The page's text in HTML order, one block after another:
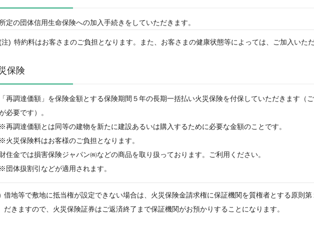
所定の団体信用生命保険への加入手続きをしていただきます。
特約料はお客さまのご負担となります。また、お客さまの健康状態等によっては、ご加入いた
保険
「再調達価額」を保険金額とする保険期間５年の長期一括払い火災保険を付保していただきます（
必要です）。
※再調達価額とは同等の建物を新たに建設あるいは購入するために必要な金額のことです。
※火災保険料はお客様のご負担となります。
財住金では損害保険ジャパン㈱などの商品を取り扱っております。ご利用ください。
※団体扱割引などが適用されます。
借地等で敷地に抵当権が設定できない場合は、火災保険金請求権に保証機関を質権者とする原則
だきますので、火災保険証券はご返済終了まで保証機関がお預かりすることになります。